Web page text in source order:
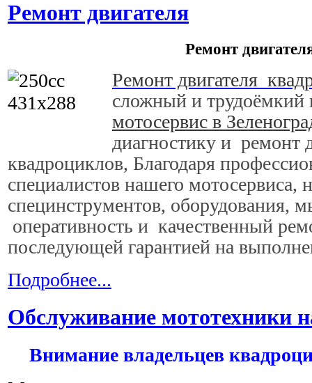
Ремонт двигателя
Ремонт
Ремонт двигателя
сложный и
мотосервис в
диагностику и ремонт
квадроциклов, Благодаря
специалистов нашего мотосервиса,
специнструментов, оборудования,
оперативность и качественный
последующей гарантией на
Подробнее...
Обслуживание мототехники
Внимание владельцев